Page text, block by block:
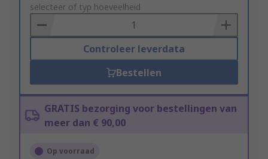
to
Basket
selecteer of typ hoeveelheid
Controleer leverdata
Bestellen
GRATIS bezorging voor bestellingen van
meer dan € 90,00
Op voorraad